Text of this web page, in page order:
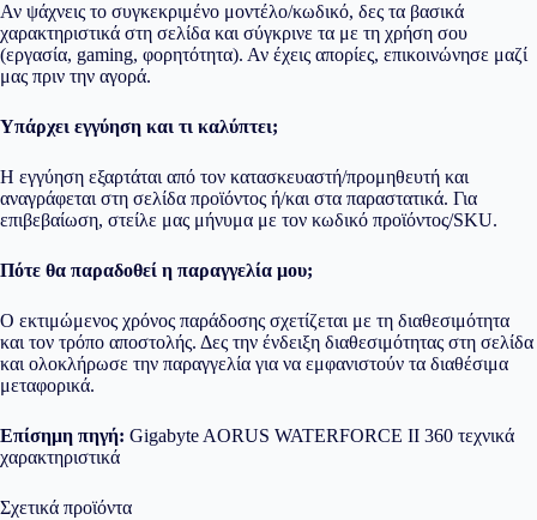
Αν ψάχνεις το συγκεκριμένο μοντέλο/κωδικό, δες τα βασικά
χαρακτηριστικά στη σελίδα και σύγκρινε τα με τη χρήση σου
(εργασία, gaming, φορητότητα). Αν έχεις απορίες, επικοινώνησε μαζί
μας πριν την αγορά.
Υπάρχει εγγύηση και τι καλύπτει;
Η εγγύηση εξαρτάται από τον κατασκευαστή/προμηθευτή και
αναγράφεται στη σελίδα προϊόντος ή/και στα παραστατικά. Για
επιβεβαίωση, στείλε μας μήνυμα με τον κωδικό προϊόντος/SKU.
Πότε θα παραδοθεί η παραγγελία μου;
Ο εκτιμώμενος χρόνος παράδοσης σχετίζεται με τη διαθεσιμότητα
και τον τρόπο αποστολής. Δες την ένδειξη διαθεσιμότητας στη σελίδα
και ολοκλήρωσε την παραγγελία για να εμφανιστούν τα διαθέσιμα
μεταφορικά.
Επίσημη πηγή: Gigabyte AORUS WATERFORCE II 360 τεχνικά
χαρακτηριστικά
Σχετικά προϊόντα